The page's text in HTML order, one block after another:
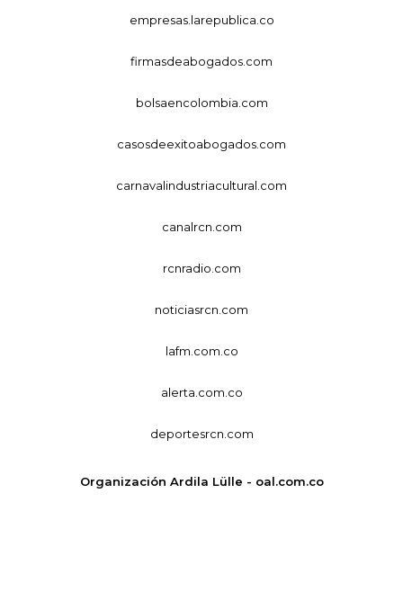
empresas.larepublica.co
firmasdeabogados.com
bolsaencolombia.com
casosdeexitoabogados.com
carnavalindustriacultural.com
canalrcn.com
rcnradio.com
noticiasrcn.com
lafm.com.co
alerta.com.co
deportesrcn.com
Organización Ardila Lülle - oal.com.co